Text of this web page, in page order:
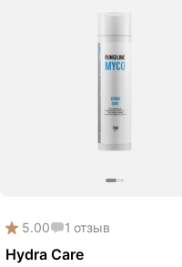
5.00 1 отзыв
Hydra Care